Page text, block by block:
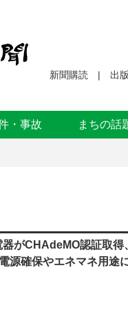
新聞購読 出
・事故 まちの話
がCHAdeMO認証取
源確保やエネマネ用途に